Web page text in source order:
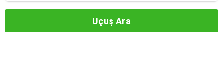
Uçuş Ara